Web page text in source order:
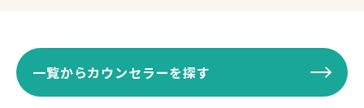
一覧からカウンセラーを探す